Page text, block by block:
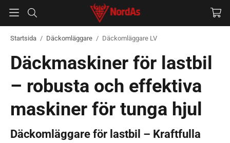
Startsida / Däckomläggare / Däckomläggare LV
Däckmaskiner för lastbil
– robusta och effektiva
maskiner för tunga hjul
Däckomläggare för lastbil – Kraftfulla